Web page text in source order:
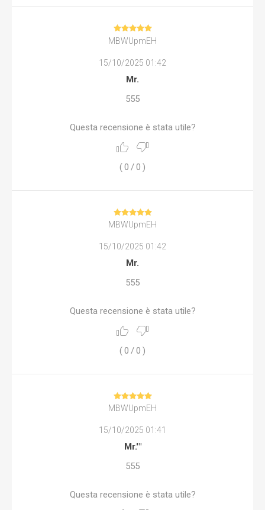
MBWUpmEH
15/10/2025 01:42
Mr.
555
Questa recensione è stata utile?
(0 /0 )
MBWUpmEH
15/10/2025 01:42
Mr.
555
Questa recensione è stata utile?
(0 /0 )
MBWUpmEH
15/10/2025 01:41
Mr.'"
555
Questa recensione è stata utile?